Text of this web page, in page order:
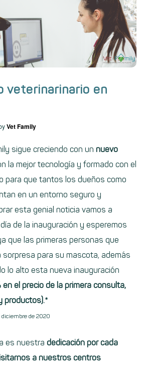
veterinarinario en
Vet Family
sigue creciendo con un nuevo
la mejor tecnología y formado con el
para que tantos los dueños como
en un entorno seguro y
esta genial noticia vamos a
de la inauguración y esperemos
que las primeras personas que
sorpresa para su mascota, además
lo alto esta nueva inauguración
en el precio de la primera consulta,
productos).*
de 2020
es nuestra dedicación por cada
a nuestros centros